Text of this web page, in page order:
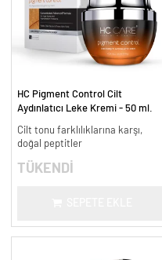
HC Pigment Control Cilt
Aydınlatıcı Leke Kremi - 50 ml.
Cilt tonu farklılıklarına karşı,
doğal peptitler
TÜKENDİ